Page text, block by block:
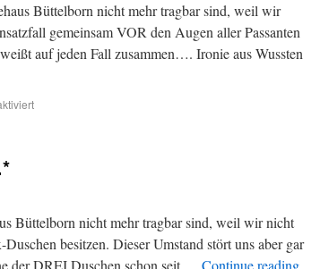
Büttelborn nicht mehr tragbar sind, weil wir
gemeinsam VOR den Augen aller Passanten
auf jeden Fall zusammen…. Ironie aus Wussten
Büttelborn nicht mehr tragbar sind, weil wir nicht
besitzen. Dieser Umstand stört uns aber gar
der DREI Duschen schon seit … Continue reading